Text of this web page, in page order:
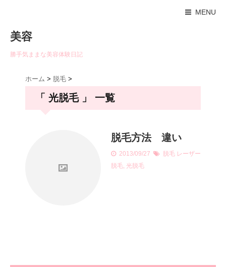
MENU
美容
勝手気ままな美容体験日記
ホーム > 脱毛 >
「 光脱毛 」 一覧
脱毛方法 違い
2013/09/27 脱毛 レーザー
脱毛, 光脱毛